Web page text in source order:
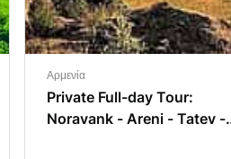
Αρμενία
Private Full-day Tour:
Noravank - Areni - Tatev -